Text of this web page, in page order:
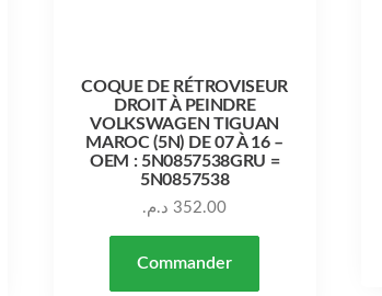
COQUE DE RÉTROVISEUR
DROIT À PEINDRE
VOLKSWAGEN TIGUAN
MAROC (5N) DE 07 À 16 –
OEM : 5N0857538GRU =
5N0857538
352.00 د.م.
Commander